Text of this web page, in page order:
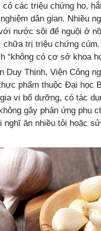
có các triệu chứng ho,
dân gian. Nhiều
nước sôi để nguội ở
chữa trị triệu chứng
“không có cơ sở khoa
Duy Thịnh, Viện Công
phẩm thuộc Đại học
vị bổ dưỡng, có tác
gây phản ứng phụ
nghĩ ăn nhiều tỏi hoặc